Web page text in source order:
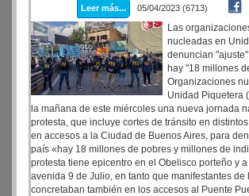
Leer más... 05/04/2023 (6713)
Las
nucleadas en
denuncian
hay "18 millones
Organizaciones
Unidad Piquetera
la mañana de este miércoles una nueva jornada
protesta, que incluye cortes de tránsito en
en accesos a la Ciudad de Buenos Aires, para
país «hay 18 millones de pobres y millones de
protesta tiene epicentro en el Obelisco porteño y
avenida 9 de Julio, en tanto que manifestantes de
concretaban también en los accesos al Puente